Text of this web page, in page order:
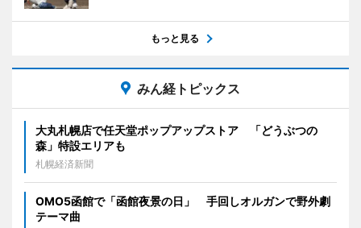
もっと見る
みん経トピックス
大丸札幌店で任天堂ポップアップストア 「どうぶつの
森」特設エリアも
札幌経済新聞
OMO5函館で「函館夜景の日」 手回しオルガンで野外劇
テーマ曲